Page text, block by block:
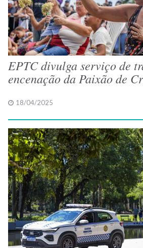
EPTC divulga serviço de
encenação da Paixão de
18/04/2025